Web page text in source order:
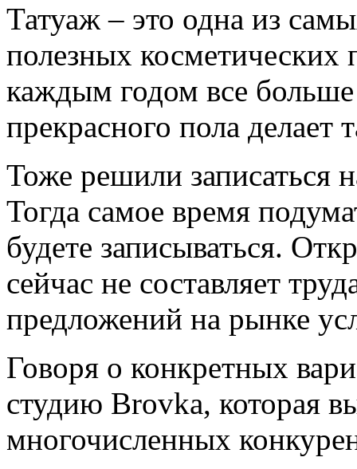
Татуаж – это одна из
полезных косметических
каждым годом все
прекрасного пола делает
Тоже решили записаться
Тогда самое время
будете записываться.
сейчас не составляет
предложений на рынке
Говоря о конкретных
студию Brovka, которая
многочисленных